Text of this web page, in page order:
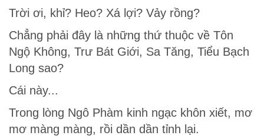
Trời ơi, khỉ? Heo? Xá lợi? Vảy rồng?
Chẳng phải đây là những thứ thuộc về Tôn
Ngộ Không, Trư Bát Giới, Sa Tăng, Tiểu Bạch
Long sao?
Cái này...
Trong lòng Ngô Phàm kinh ngạc khôn xiết, mơ
mơ màng màng, rồi dần dần tỉnh lại.